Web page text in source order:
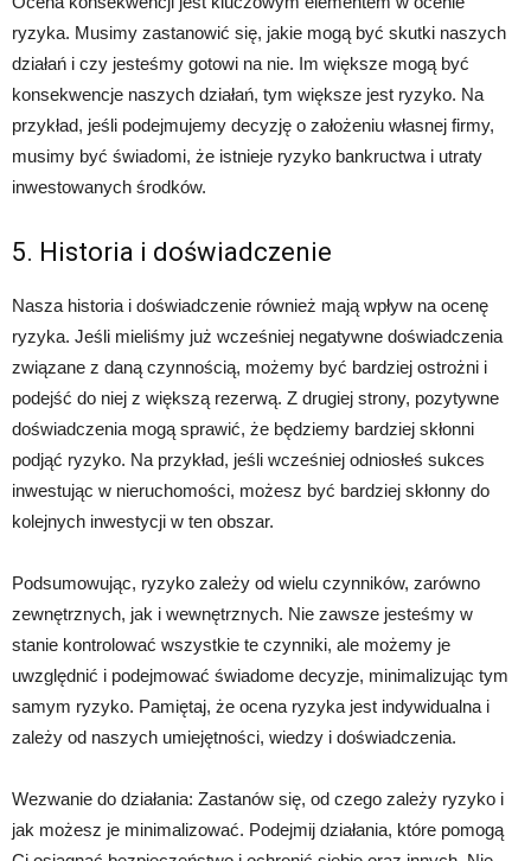
ryzyka. Musimy zastanowić się, jakie mogą być skutki naszych
działań i czy jesteśmy gotowi na nie. Im większe mogą być
konsekwencje naszych działań, tym większe jest ryzyko. Na
przykład, jeśli podejmujemy decyzję o założeniu własnej firmy,
musimy być świadomi, że istnieje ryzyko bankructwa i utraty
inwestowanych środków.
5. Historia i doświadczenie
Nasza historia i doświadczenie również mają wpływ na ocenę
ryzyka. Jeśli mieliśmy już wcześniej negatywne doświadczenia
związane z daną czynnością, możemy być bardziej ostrożni i
podejść do niej z większą rezerwą. Z drugiej strony, pozytywne
doświadczenia mogą sprawić, że będziemy bardziej skłonni
podjąć ryzyko. Na przykład, jeśli wcześniej odniosłeś sukces
inwestując w nieruchomości, możesz być bardziej skłonny do
kolejnych inwestycji w ten obszar.
Podsumowując, ryzyko zależy od wielu czynników, zarówno
zewnętrznych, jak i wewnętrznych. Nie zawsze jesteśmy w
stanie kontrolować wszystkie te czynniki, ale możemy je
uwzględnić i podejmować świadome decyzje, minimalizując tym
samym ryzyko. Pamiętaj, że ocena ryzyka jest indywidualna i
zależy od naszych umiejętności, wiedzy i doświadczenia.
Wezwanie do działania: Zastanów się, od czego zależy ryzyko i
jak możesz je minimalizować. Podejmij działania, które pomogą